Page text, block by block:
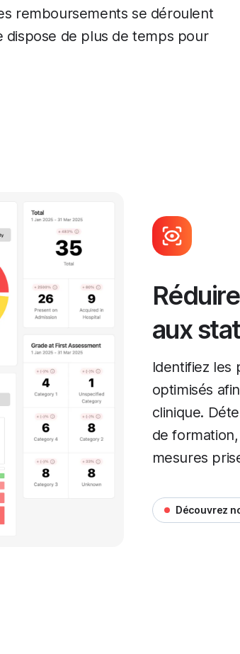
remboursements se déroulent
de plus de temps pour
aux
Identifiez les
optimisés
clinique.
de
mesures
Découvrez